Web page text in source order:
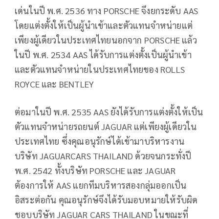
เด่นในปี พ.ศ. 2536 ทาง PORSCHE จึงยกระดับ AAS
โดยแต่งตั้งให้เป็นผู้นำเข้าและตัวแทนจำหน่ายแต่
เพียงผู้เดียวในประเทศไทยนอกจาก PORSCHE แล้ว
ในปี พ.ศ. 2534 AAS ได้รับการแต่งตั้งเป็นผู้นำเข้า
และตัวแทนจำหน่ายในประเทศไทยของ ROLLS
ROYCE และ BENTLEY
ต่อมาในปี พ.ศ. 2535 AAS ยังได้รับการแต่งตั้งให้เป็น
ตัวแทนจำหน่ายรถยนต์ JAGUAR แต่เพียงผู้เดียวใน
ประเทศไทย ซึ่งคุณอนุรักษ์ได้เข้ามาบริหารงาน
บริษัท JAGUARCARS THAILAND ด้วยจนกระทั่งปี
พ.ศ. 2542 ทั้งบริษัท PORSCHE และ JAGUAR
ต้องการให้ AAS แยกทีมบริหารสองกลุ่มออกเป็น
อิสระต่อกัน คุณอนุรักษ์จึงได้รับมอบหมายให้รับผิด
ชอบบริษัท JAGUAR CARS THAILAND ในขณะที่